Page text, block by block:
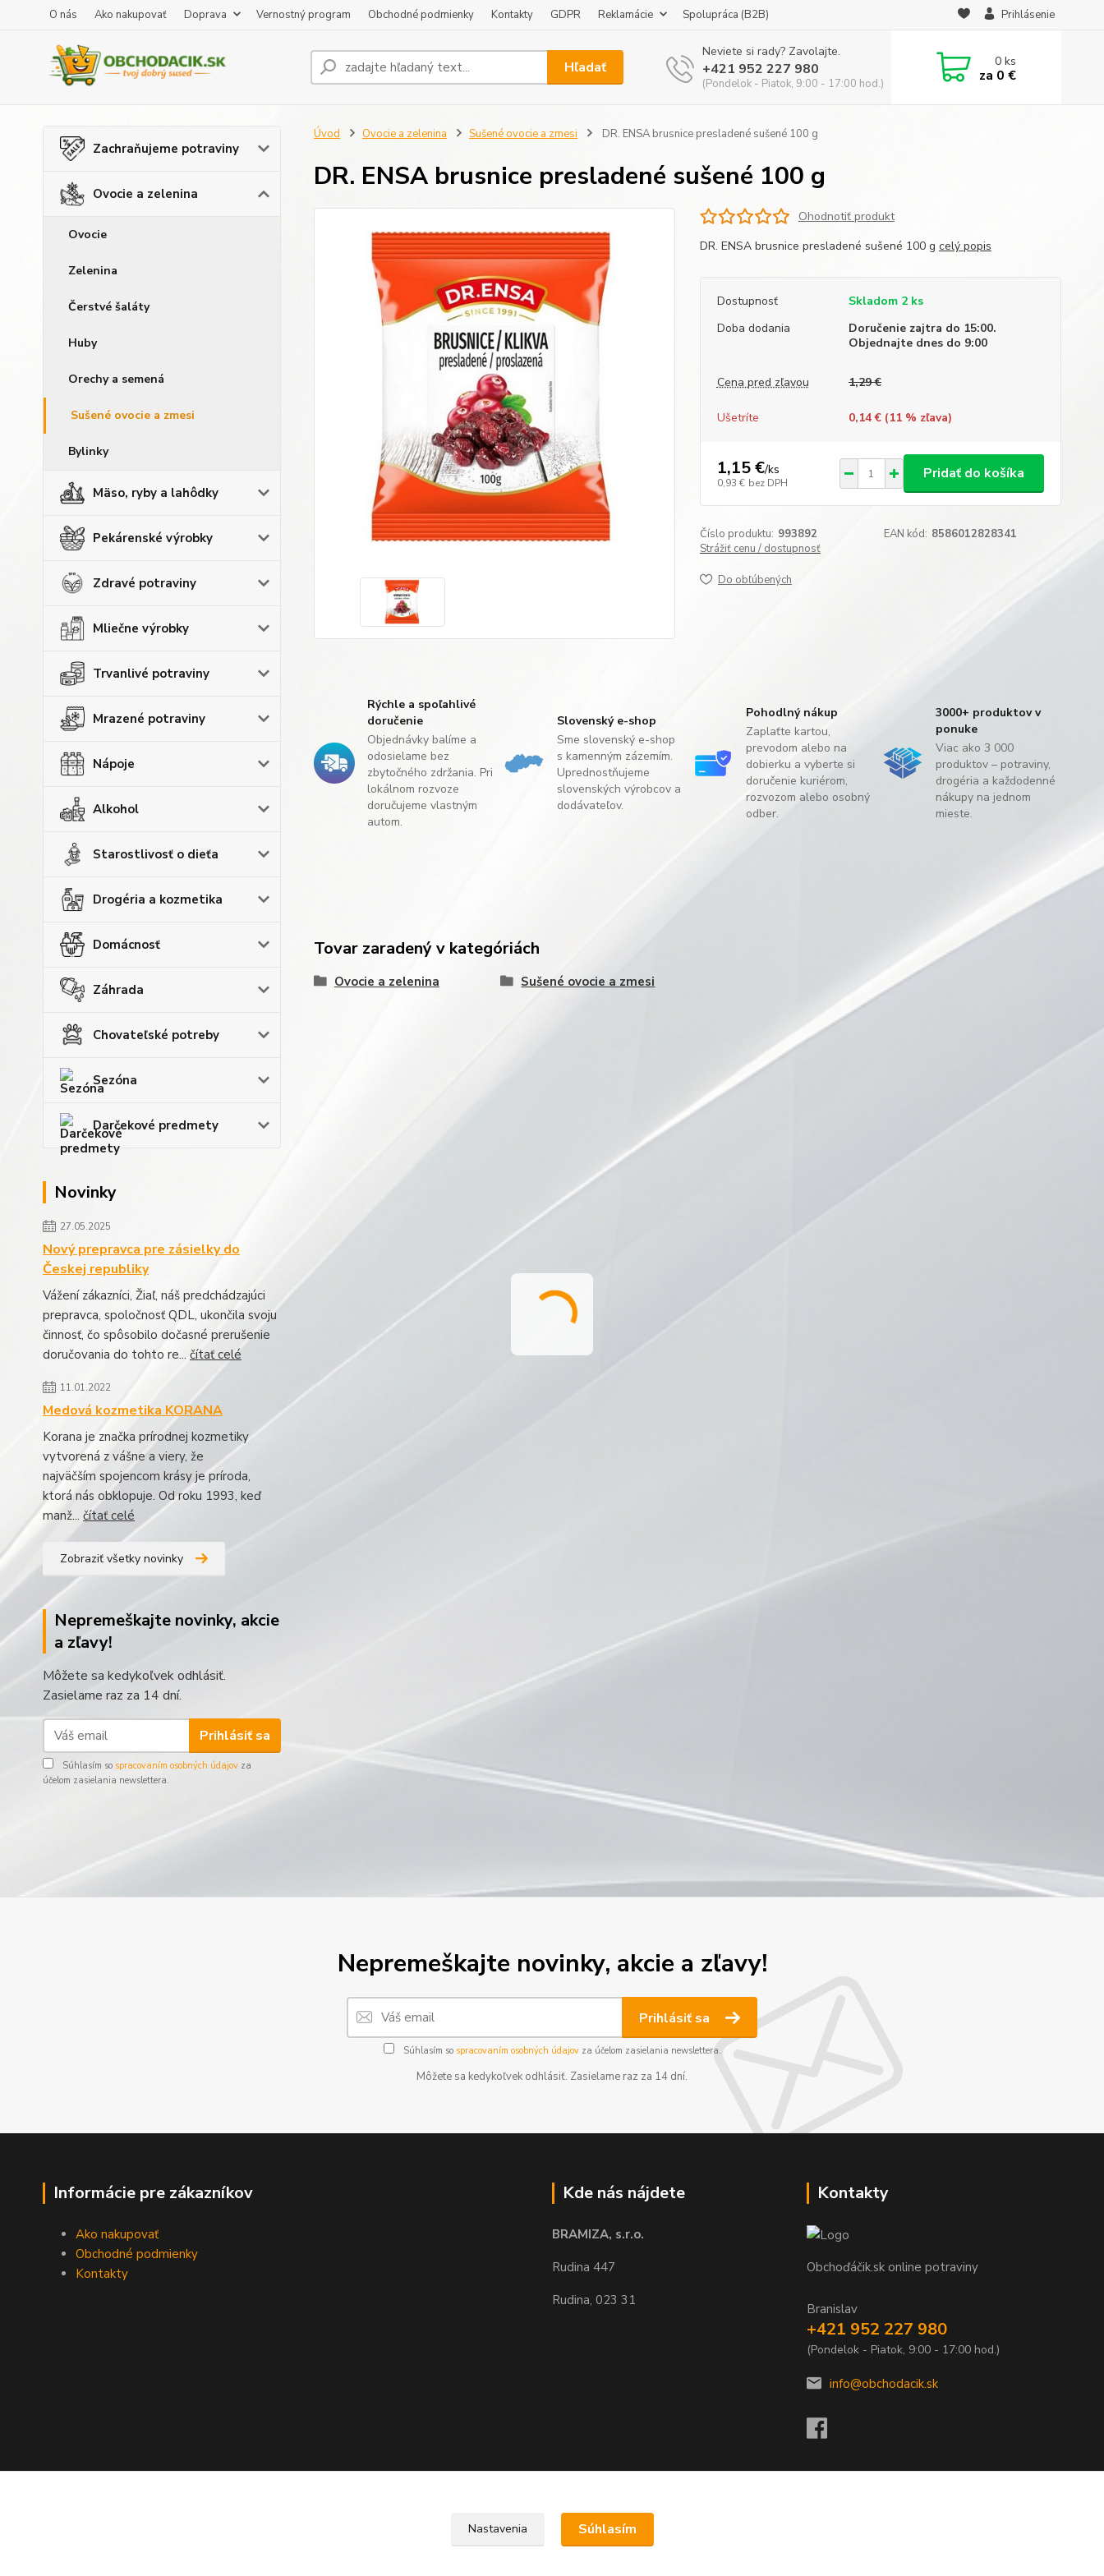
O nás Ako nakupovať Doprava Vernostný program Obchodné podmienky Kontakty GDPR Reklamácie Spolupráca (B2B) Prihlásenie
Hľadať
Neviete si rady? Zavolajte.
+421 952 227 980
(Pondelok - Piatok, 9:00 - 17:00 hod.)
0ks
za 0 €
Zachraňujeme potraviny
Ovocie a zelenina
Ovocie
Zelenina
Čerstvé šaláty
Huby
Orechy a semená
Sušené ovocie a zmesi
Bylinky
Mäso, ryby a lahôdky
Pekárenské výrobky
Zdravé potraviny
Mliečne výrobky
Trvanlivé potraviny
Mrazené potraviny
Nápoje
Alkohol
Starostlivosť o dieťa
Drogéria a kozmetika
Domácnosť
Záhrada
Chovateľské potreby
Sezóna
Darčekové predmety
Novinky
27.05.2025
Nový prepravca pre zásielky do
Českej republiky
Vážení zákazníci, Žiaľ, náš predchádzajúci
prepravca, spoločnosť QDL, ukončila svoju
činnosť, čo spôsobilo dočasné prerušenie
doručovania do tohto re... čítať celé
11.01.2022
Medová kozmetika KORANA
Korana je značka prírodnej kozmetiky
vytvorená z vášne a viery, že
najväčším spojencom krásy je príroda,
ktorá nás obklopuje. Od roku 1993, keď
manž... čítať celé
Zobraziť všetky novinky
Nepremeškajte novinky, akcie
a zľavy!
Môžete sa kedykoľvek odhlásiť.
Zasielame raz za 14 dní.
Prihlásiť sa
Súhlasím so spracovaním osobných údajov za
účelom zasielania newslettera.
Úvod Ovocie a zelenina Sušené ovocie a zmesi DR. ENSA brusnice presladené sušené 100 g
DR. ENSA brusnice presladené sušené 100 g
Ohodnotiť produkt
DR. ENSA brusnice presladené sušené 100 g celý popis
Dostupnosť
Skladom 2 ks
Doba dodania
Doručenie zajtra do 15:00.
Objednajte dnes do 9:00
Cena pred zľavou 1,29 €
Ušetríte 0,14 € (11% zľava)
1,15 €/ks
0,93 € bez DPH
Pridať do košíka
Číslo produktu: 993892 EAN kód: 8586012828341
Strážiť cenu / dostupnosť
Do obľúbených
Rýchle a spoľahlivé
doručenie
Objednávky balíme a
odosielame bez
zbytočného zdržania. Pri
lokálnom rozvoze
doručujeme vlastným
autom.
Slovenský e-shop
Sme slovenský e-shop
s kamenným zázemím.
Uprednostňujeme
slovenských výrobcov a
dodávateľov.
Pohodlný nákup
Zaplaťte kartou,
prevodom alebo na
dobierku a vyberte si
doručenie kuriérom,
rozvozom alebo osobný
odber.
3000+ produktov v
ponuke
Viac ako 3 000
produktov – potraviny,
drogéria a každodenné
nákupy na jednom
mieste.
Tovar zaradený v kategóriách
Ovocie a zelenina Sušené ovocie a zmesi
Nepremeškajte novinky, akcie a zľavy!
Prihlásiť sa
Súhlasím so spracovaním osobných údajovza účelom zasielania newslettera.
Môžete sa kedykoľvek odhlásiť. Zasielame raz za 14 dní.
Informácie pre zákazníkov
Ako nakupovať
Obchodné podmienky
Kontakty
Kde nás nájdete
BRAMIZA, s.r.o.
Rudina 447
Rudina, 023 31
Kontakty
Obchoďáčik.sk online potraviny
Branislav
+421 952 227 980
(Pondelok - Piatok, 9:00 - 17:00 hod.)
info@obchodacik.sk
Upravit sběr cookies.
Nastavenia Súhlasím